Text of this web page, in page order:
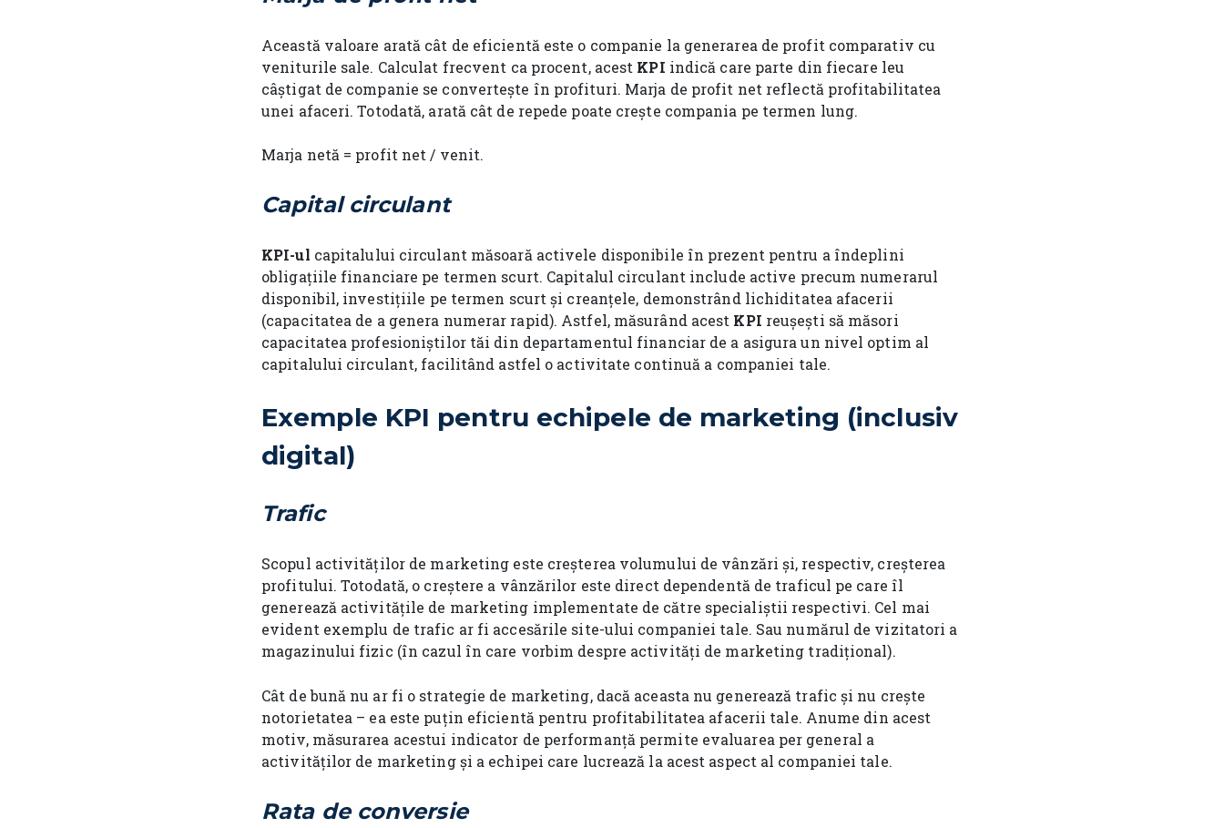
Această valoare arată cât de eficientă este o companie la generarea de profit comparativ cu
veniturile sale. Calculat frecvent ca procent, acest KPI indică care parte din fiecare leu
câștigat de companie se convertește în profituri. Marja de profit net reflectă profitabilitatea
unei afaceri. Totodată, arată cât de repede poate crește compania pe termen lung.
Marja netă = profit net / venit.
Capital circulant
KPI-ul capitalului circulant măsoară activele disponibile în prezent pentru a îndeplini
obligațiile financiare pe termen scurt. Capitalul circulant include active precum numerarul
disponibil, investițiile pe termen scurt și creanțele, demonstrând lichiditatea afacerii
(capacitatea de a genera numerar rapid). Astfel, măsurând acest KPI reușești să măsori
capacitatea profesioniștilor tăi din departamentul financiar de a asigura un nivel optim al
capitalului circulant, facilitând astfel o activitate continuă a companiei tale.
Exemple KPI pentru echipele de marketing (inclusiv
digital)
Trafic
Scopul activităților de marketing este creșterea volumului de vânzări și, respectiv, creșterea
profitului. Totodată, o creștere a vânzărilor este direct dependentă de traficul pe care îl
generează activitățile de marketing implementate de către specialiștii respectivi. Cel mai
evident exemplu de trafic ar fi accesările site-ului companiei tale. Sau numărul de vizitatori a
magazinului fizic (în cazul în care vorbim despre activități de marketing tradițional).
Cât de bună nu ar fi o strategie de marketing, dacă aceasta nu generează trafic și nu crește
notorietatea – ea este puțin eficientă pentru profitabilitatea afacerii tale. Anume din acest
motiv, măsurarea acestui indicator de performanță permite evaluarea per general a
activităților de marketing și a echipei care lucrează la acest aspect al companiei tale.
Rata de conversie